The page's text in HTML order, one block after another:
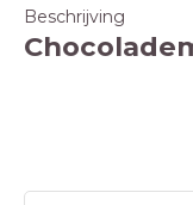
Beschrijving